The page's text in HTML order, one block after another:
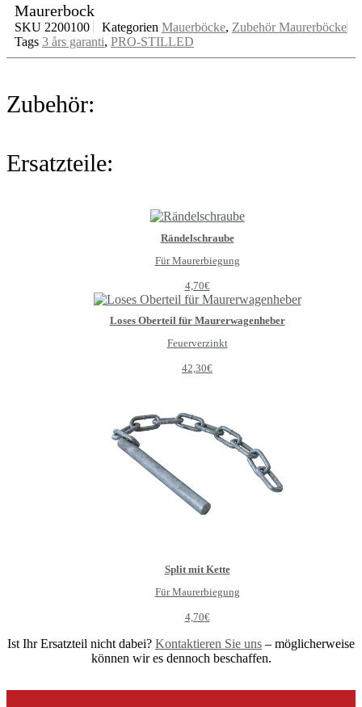
Maurerbock
SKU 2200100 Kategorien Mauerböcke, Zubehör Maurerböcke
Tags 3 års garanti, PRO-STILLED
Zubehör:
Ersatzteile:
Rändelschraube
Für Maurerbiegung
4,70€
Loses Oberteil für Maurerwagenheber
Feuerverzinkt
42,30€
Split mit Kette
Für Maurerbiegung
4,70€
Ist Ihr Ersatzteil nicht dabei? Kontaktieren Sie uns – möglicherweise
können wir es dennoch beschaffen.